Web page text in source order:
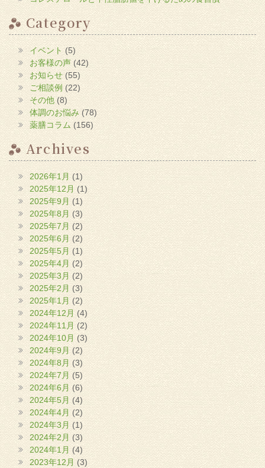
ウ
で
開
き
ま
す)
Category
イベント (5)
お客様の声(42)
お知らせ(55)
ご相談例 (22)
その他 (8)
体調のお悩み(78)
薬膳コラム (156)
Archives
2026年1月(1)
2025年12月 (1)
2025年9月 (1)
2025年8月 (3)
2025年7月(2)
2025年6月 (2)
2025年5月 (1)
2025年4月 (2)
2025年3月 (2)
2025年2月(3)
2025年1月(2)
2024年12月 (4)
2024年11月 (2)
2024年10月 (3)
2024年9月 (2)
2024年8月 (3)
2024年7月 (5)
2024年6月 (6)
2024年5月 (4)
2024年4月(2)
2024年3月 (1)
2024年2月 (3)
2024年1月(4)
2023年12月 (3)